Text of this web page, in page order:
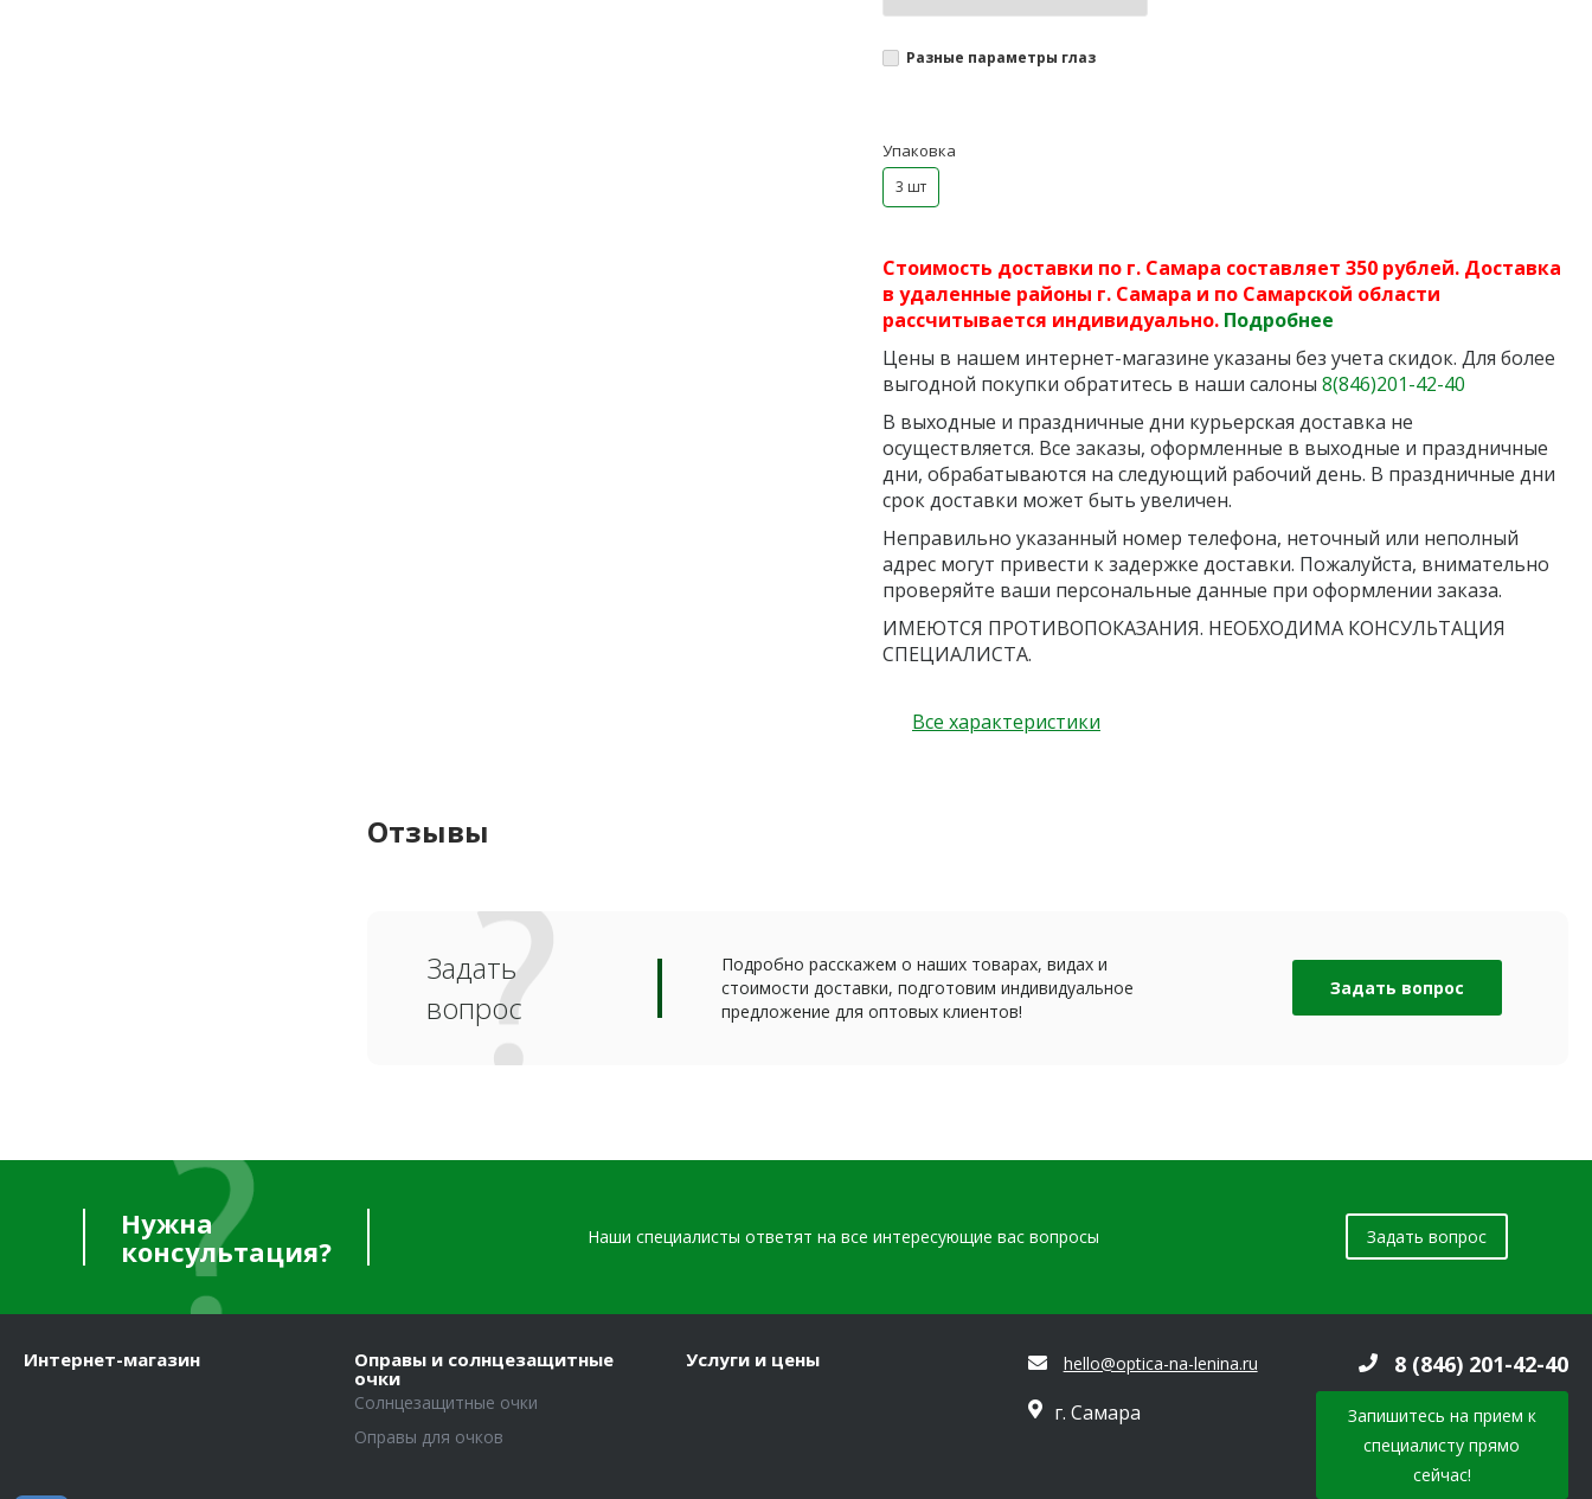
Разные параметры глаз
Упаковка
3 шт
Стоимость доставки по г. Самара составляет 350 рублей. Доставка
в удаленные районы г. Самара и по Самарской области
рассчитывается индивидуально. Подробнее
Цены в нашем интернет-магазине указаны без учета скидок. Для более
выгодной покупки обратитесь в наши салоны 8(846)201-42-40
В выходные и праздничные дни курьерская доставка не
осуществляется. Все заказы, оформленные в выходные и праздничные
дни, обрабатываются на следующий рабочий день. В праздничные дни
срок доставки может быть увеличен.
Неправильно указанный номер телефона, неточный или неполный
адрес могут привести к задержке доставки. Пожалуйста, внимательно
проверяйте ваши персональные данные при оформлении заказа.
ИМЕЮТСЯ ПРОТИВОПОКАЗАНИЯ. НЕОБХОДИМА КОНСУЛЬТАЦИЯ
СПЕЦИАЛИСТА.
Все характеристики
Отзывы
Задать
вопрос
Подробно расскажем о наших товарах, видах и
стоимости доставки, подготовим индивидуальное
предложение для оптовых клиентов!
Задать вопрос
Нужна
консультация?
Наши специалисты ответят на все интересующие вас вопросы Задать вопрос
Интернет-магазин
Оправы и солнцезащитные
очки
Солнцезащитные очки
Оправы для очков
Услуги и цены hello@optica-na-lenina.ru
г. Самара
8 (846) 201-42-40
Запишитесь на прием к
специалисту прямо
сейчас!